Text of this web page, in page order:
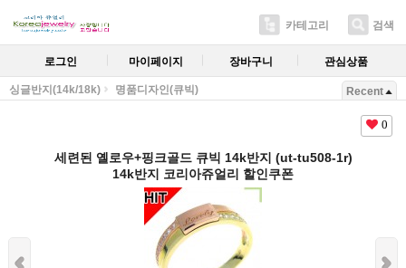
카테고리 검색
로그인 마이페이지 장바구니 관심상품
싱글반지(14k/18k) 명품디자인(큐빅) Recent
0
세련된 옐로우+핑크골드 큐빅 14k반지 (ut-tu508-1r)
14k반지 코리아쥬얼리 할인쿠폰